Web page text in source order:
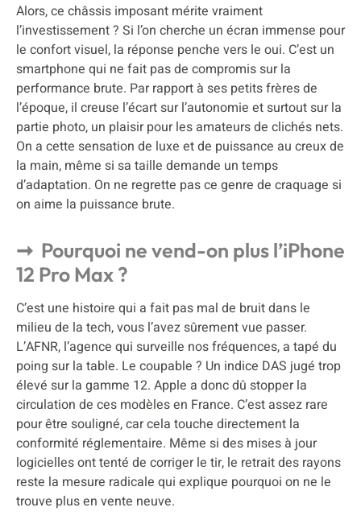
Alors, ce châssis imposant mérite vraiment
l’investissement ? Si l’on cherche un écran immense pour
le confort visuel, la réponse penche vers le oui. C’est un
smartphone qui ne fait pas de compromis sur la
performance brute. Par rapport à ses petits frères de
l’époque, il creuse l’écart sur l’autonomie et surtout sur la
partie photo, un plaisir pour les amateurs de clichés nets.
On a cette sensation de luxe et de puissance au creux de
la main, même si sa taille demande un temps
d’adaptation. On ne regrette pas ce genre de craquage si
on aime la puissance brute.
Pourquoi ne vend-on plus l’iPhone
12 Pro Max ?
C’est une histoire qui a fait pas mal de bruit dans le
milieu de la tech, vous l’avez sûrement vue passer.
L’AFNR, l’agence qui surveille nos fréquences, a tapé du
poing sur la table. Le coupable ? Un indice DAS jugé trop
élevé sur la gamme 12. Apple a donc dû stopper la
circulation de ces modèles en France. C’est assez rare
pour être souligné, car cela touche directement la
conformité réglementaire. Même si des mises à jour
logicielles ont tenté de corriger le tir, le retrait des rayons
reste la mesure radicale qui explique pourquoi on ne le
trouve plus en vente neuve.